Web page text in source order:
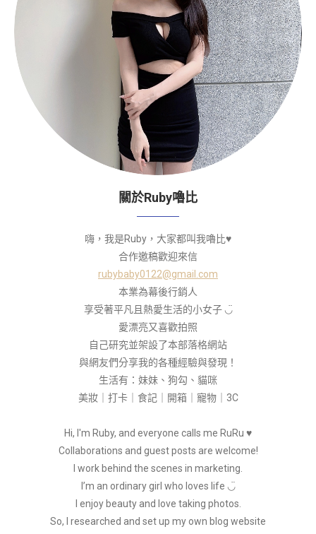
關於Ruby嚕比
嗨，我是Ruby，大家都叫我嚕比♥
合作邀稿歡迎來信
rubybaby0122@gmail.com
本業為幕後行銷人
享受著平凡且熱愛生活的小女子 ◡̈
愛漂亮又喜歡拍照
自己研究並架設了本部落格網站
與網友們分享我的各種經驗與發現！
生活有：妹妹、狗勾、貓咪
美妝｜打卡｜食記｜開箱｜寵物｜3C
Hi, I'm Ruby, and everyone calls me RuRu ♥
Collaborations and guest posts are welcome!
I work behind the scenes in marketing.
I’m an ordinary girl who loves life ◡̈
I enjoy beauty and love taking photos.
So, I researched and set up my own blog website